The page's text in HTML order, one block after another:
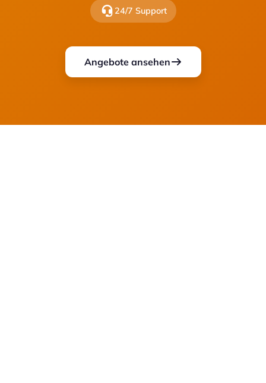
24/7 Support
Angebote ansehen